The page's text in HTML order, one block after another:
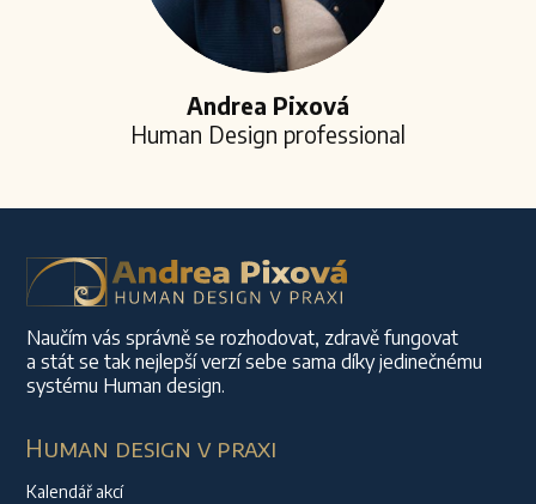
Andrea Pixová
Human Design professional
Naučím vás správně se rozhodovat, zdravě fungovat
a stát se tak nejlepší verzí sebe sama díky jedinečnému
systému Human design.
Human design v praxi
Kalendář akcí